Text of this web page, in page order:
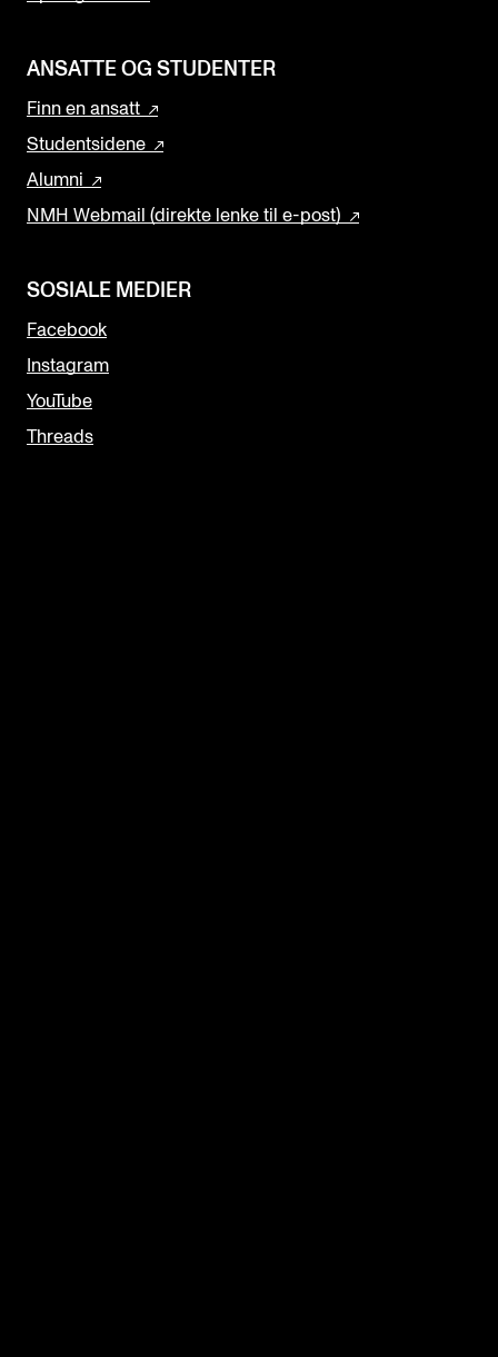
ANSATTE OG STUDENTER
Finn en ansatt
Studentsidene
Alumni
NMH Webmail (direkte lenke til e-post)
SOSIALE MEDIER
Facebook
Instagram
YouTube
Threads